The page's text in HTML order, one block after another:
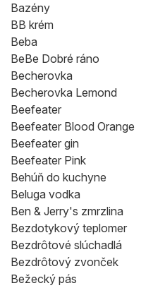
Bazény
BB krém
Beba
BeBe Dobré ráno
Becherovka
Becherovka Lemond
Beefeater
Beefeater Blood Orange
Beefeater gin
Beefeater Pink
Behúň do kuchyne
Beluga vodka
Ben & Jerry's zmrzlina
Bezdotykový teplomer
Bezdrôtové slúchadlá
Bezdrôtový zvonček
Bežecký pás